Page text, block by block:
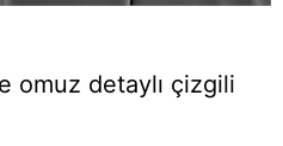
omuz detaylı çizgili